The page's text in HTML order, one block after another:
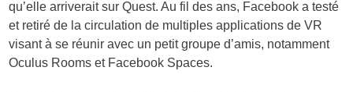
qu’elle arriverait sur Quest. Au fil des ans, Facebook a testé
et retiré de la circulation de multiples applications de VR
visant à se réunir avec un petit groupe d’amis, notamment
Oculus Rooms et Facebook Spaces.